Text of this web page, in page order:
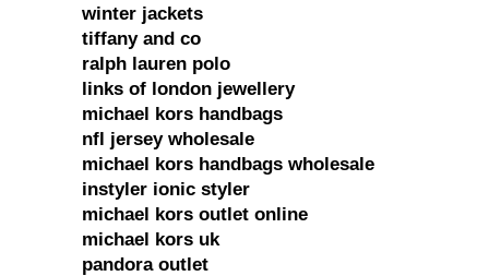
winter jackets
tiffany and co
ralph lauren polo
links of london jewellery
michael kors handbags
nfl jersey wholesale
michael kors handbags wholesale
instyler ionic styler
michael kors outlet online
michael kors uk
pandora outlet